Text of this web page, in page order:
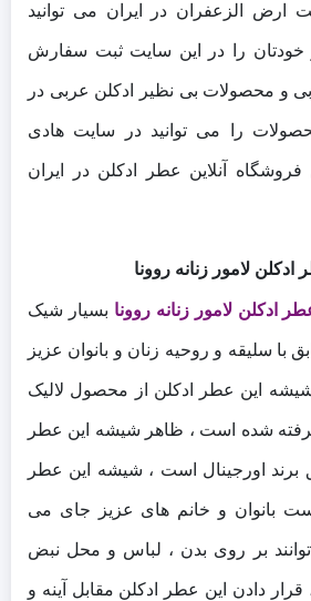
ارض الزعفران در ایران می توانید
خودتان را در این سایت ثبت سفارش
و محصولات بی نظیر ادکلن عربی در
را می توانید در سایت هادی
آنلاین عطر ادکلن در ایران
لامور زنانه روونا
ادکلن لامور زنانه روونا بسیار شیک
با سلیقه و روحیه زنان و بانوان عزیز
این عطر ادکلن از محصول لالیک
گرفته شده است ، ظاهر شیشه این عطر
برند اورجینال است ، شیشه این عطر
بانوان و خانم های عزیز جای می
بر روی بدن ، لباس و محل نبض
دادن این عطر ادکلن مقابل آینه و